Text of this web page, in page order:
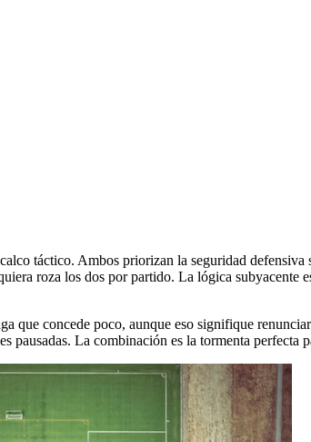
táctico. Ambos priorizan la seguridad
roza los dos por partido. La lógica subyacente
que concede poco, aunque eso signifique
La combinación es la tormenta perfecta